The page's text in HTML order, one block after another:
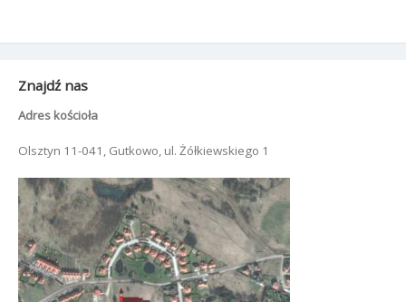
Znajdź nas
Adres kościoła
Olsztyn 11-041, Gutkowo, ul. Żółkiewskiego 1